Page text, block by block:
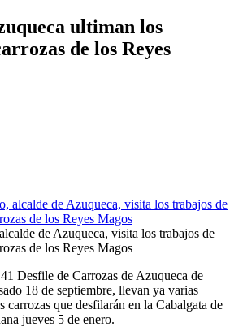
ultiman los
de los Reyes
de Azuqueca, visita los trabajos de
de los Reyes Magos
Desfile de Carrozas de Azuqueca de
18 de septiembre, llevan ya varias
carrozas que desfilarán en la Cabalgata de
jueves 5 de enero.